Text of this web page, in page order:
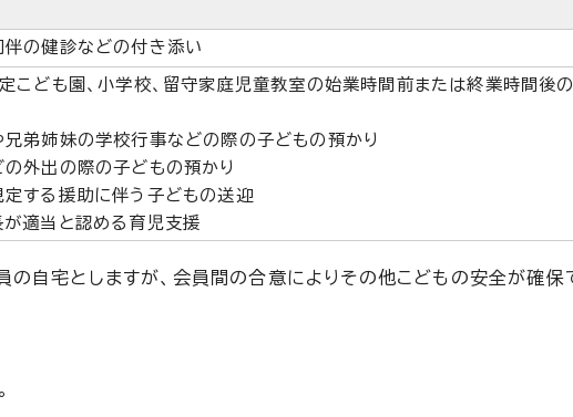
伴の健診などの付き添い
こども園、小学校、留守家庭児童教室の始業時間前または終業時間後
弟姉妹の学校行事などの際の子どもの預かり
外出の際の子どもの預かり
定する援助に伴う子どもの送迎
が適当と認める育児支援
自宅としますが、会員間の合意によりその他こどもの安全が確保